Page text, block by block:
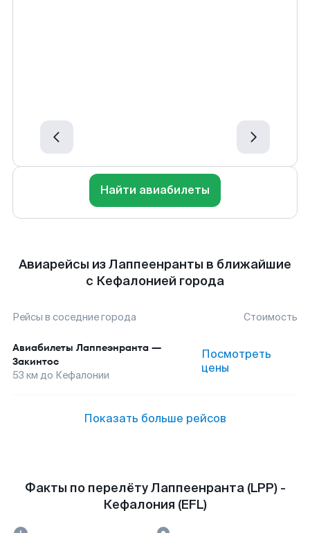
Найти авиабилеты
Авиарейсы из Лаппеенранты в ближайшие
с Кефалонией города
Рейсы в соседние города Стоимость
Авиабилеты Лаппеэнранта —
Закинтос
53 км до Кефалонии
Посмотреть
цены
Показать больше рейсов
Факты по перелёту Лаппеенранта (LPP) -
Кефалония (EFL)